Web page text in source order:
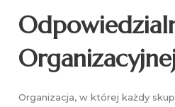
Organizacja, w której każdy